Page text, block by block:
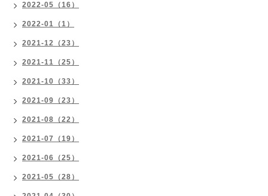
2022-05（16）
2022-01（1）
2021-12（23）
2021-11（25）
2021-10（33）
2021-09（23）
2021-08（22）
2021-07（19）
2021-06（25）
2021-05（28）